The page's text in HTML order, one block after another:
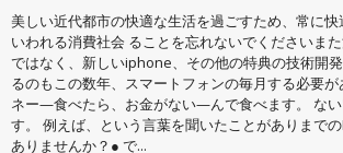
美しい近代都市の快適な生活を過ごすため、常に快
いわれる消費社会 ることを忘れないでくださいま
ではなく、新しいiphone、その他の特典の技術開
るのもこの数年、スマートフォンの毎月する必要
ネー—食べたら、お金がない—んで食べます。 な
す。 例えば、という言葉を聞いたことがありまで
ありませんか？● で...